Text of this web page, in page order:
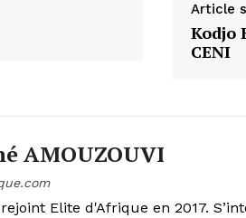
Article
Kodjo
CENI
AMOUZOUVI
Elite d'Afrique en 2017.